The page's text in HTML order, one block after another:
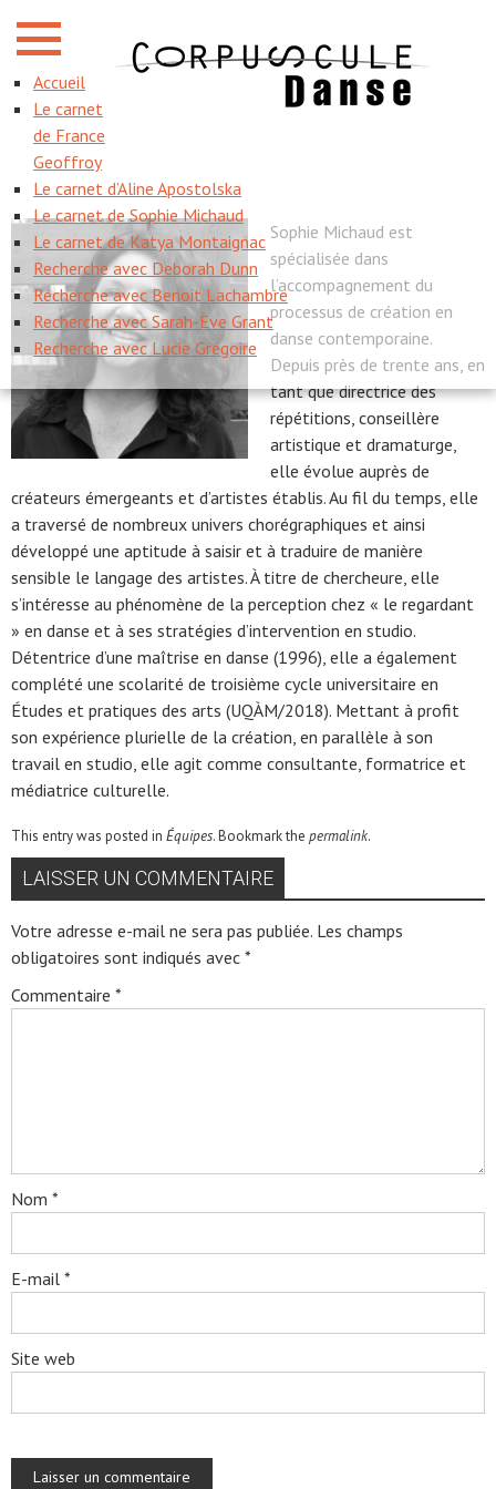
Accueil
Le carnet
de France
Geoffroy
Le carnet d’Aline Apostolska
Le carnet de Sophie Michaud
Le carnet de Katya Montaignac
Recherche avec Deborah Dunn
Recherche avec Benoit Lachambre
Recherche avec Sarah-Ève Grant
Recherche avec Lucie Grégoire
SOPHIE MICHAUD
Sophie Michaud est
spécialisée dans
l’accompagnement du
processus de création en
danse contemporaine.
Depuis près de trente ans, en
tant que directrice des
répétitions, conseillère
artistique et dramaturge,
elle évolue auprès de
créateurs émergeants et d’artistes établis. Au fil du temps, elle
a traversé de nombreux univers chorégraphiques et ainsi
développé une aptitude à saisir et à traduire de manière
sensible le langage des artistes. À titre de chercheure, elle
s’intéresse au phénomène de la perception chez « le regardant
» en danse et à ses stratégies d’intervention en studio.
Détentrice d’une maîtrise en danse (1996), elle a également
complété une scolarité de troisième cycle universitaire en
Études et pratiques des arts (UQÀM/2018). Mettant à profit
son expérience plurielle de la création, en parallèle à son
travail en studio, elle agit comme consultante, formatrice et
médiatrice culturelle.
This entry was posted in Équipes. Bookmark the permalink.
LAISSER UN COMMENTAIRE
Votre adresse e-mail ne sera pas publiée. Les champs
obligatoires sont indiqués avec *
Commentaire *
Nom *
E-mail *
Site web